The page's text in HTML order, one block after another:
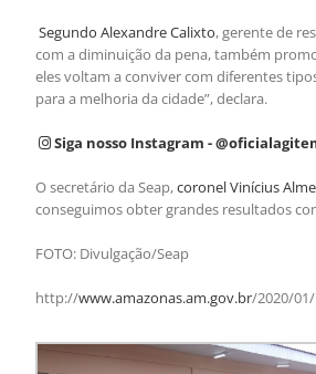
Segundo Alexandre Calixto, gerente de
com a diminuição da pena, também
eles voltam a conviver com diferentes
para a melhoria da cidade”, declara.
Siga nosso Instagram -
O secretário da Seap,coronel Vinícius
conseguimos obter grandes resultados
FOTO: Divulgação/Seap
http://www.amazonas.am.gov.br/2020/